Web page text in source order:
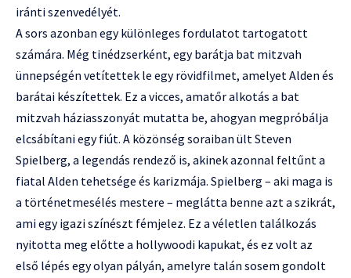
iránti szenvedélyét.
A sors azonban egy különleges fordulatot tartogatott
számára. Még tinédzserként, egy barátja bat mitzvah
ünnepségén vetítettek le egy rövidfilmet, amelyet Alden és
barátai készítettek. Ez a vicces, amatőr alkotás a bat
mitzvah háziasszonyát mutatta be, ahogyan megpróbálja
elcsábítani egy fiút. A közönség soraiban ült Steven
Spielberg, a legendás rendező is, akinek azonnal feltűnt a
fiatal Alden tehetsége és karizmája. Spielberg – aki maga is
a történetmesélés mestere – meglátta benne azt a szikrát,
ami egy igazi színészt fémjelez. Ez a véletlen találkozás
nyitotta meg előtte a hollywoodi kapukat, és ez volt az
első lépés egy olyan pályán, amelyre talán sosem gondolt